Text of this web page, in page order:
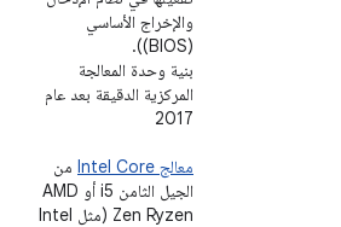
والإخراج الأساسي
(BIOS)).
بنية وحدة المعالجة
المركزية الدقيقة بعد عام
2017
معالج Intel Core
من
الجيل الثامن i5 أو AMD
Zen Ryzen (مثل Intel